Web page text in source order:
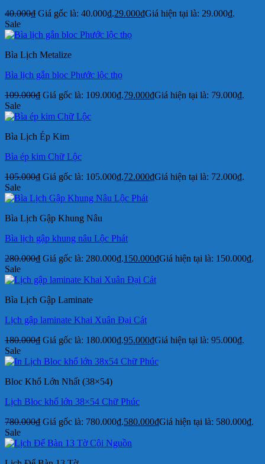
40.000₫ Giá gốc là: 40.000₫.29.000₫Giá hiện tại là: 29.000₫.
Sale
Bìa Lịch Metalize
Bìa lịch gắn bloc Phước lộc thọ
109.000₫ Giá gốc là: 109.000₫.79.000₫Giá hiện tại là: 79.000₫.
Sale
Bìa Lịch Ép Kim
Bìa ép kim Chữ Lộc
105.000₫ Giá gốc là: 105.000₫.72.000₫Giá hiện tại là: 72.000₫.
Sale
Bìa Lịch Gập Khung Nâu
Bìa lịch gập khung nâu Lộc Phát
280.000₫ Giá gốc là: 280.000₫.150.000₫Giá hiện tại là: 150.000₫.
Sale
Bìa Lịch Gập Laminate
Lịch gập laminate Khai Xuân Đại Cát
180.000₫ Giá gốc là: 180.000₫.95.000₫Giá hiện tại là: 95.000₫.
Sale
Bloc Khổ Lớn Nhất (38×54)
Lịch Bloc khổ lớn 38×54 Chữ Phúc
780.000₫ Giá gốc là: 780.000₫.580.000₫Giá hiện tại là: 580.000₫.
Sale